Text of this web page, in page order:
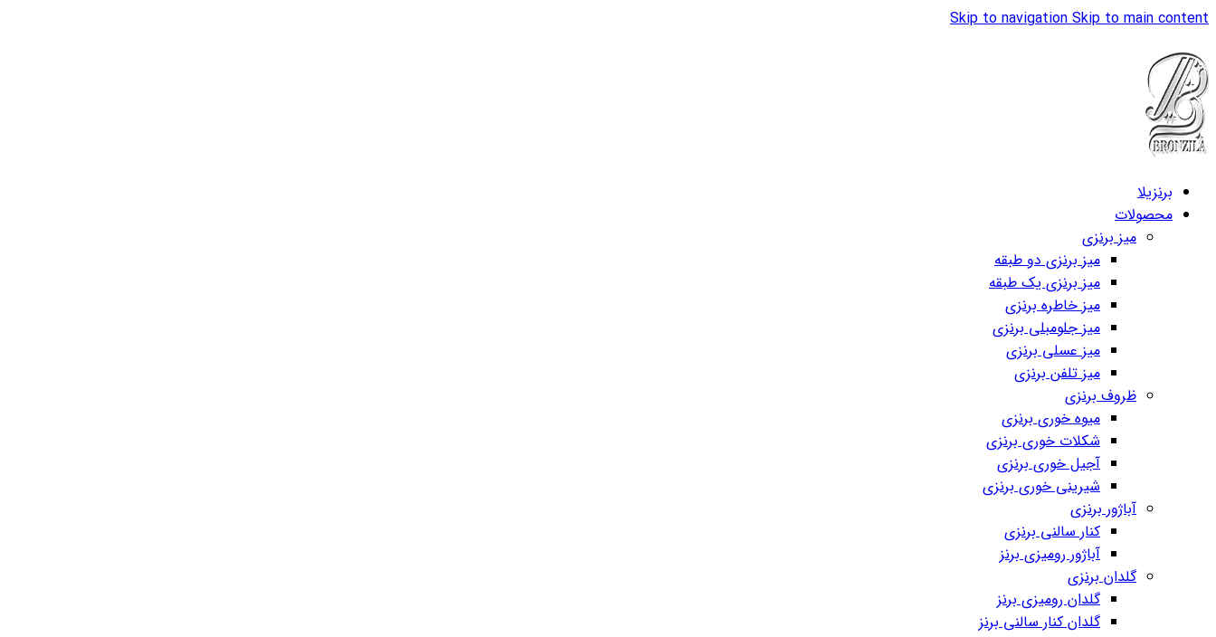
Skip to navigationSkip to main content
برنزیلا
محصولات
میز برنزی
میز برنزی دو طبقه
میز برنزی یک طبقه
میز خاطره برنزی
میز جلومبلی برنزی
میز عسلی برنزی
میز تلفن برنزی
ظروف برنزی
میوه خوری برنزی
شکلات خوری برنزی
آجیل خوری برنزی
شیرینی خوری برنزی
آباژور برنزی
کنار سالنی برنزی
آباژور رومیزی برنز
گلدان برنزی
گلدان رومیزی برنز
گلدان کنار سالنی برنز